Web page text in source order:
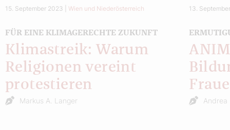
15. September 2023 Wien und Niederösterreich
FÜR EINE KLIMAGERECHTE ZUKUNFT
Klimastreik: Warum
Religionen vereint
protestieren
Markus A. Langer
13.
Andrea